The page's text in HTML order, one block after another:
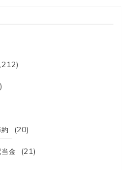
ョ
(20)
金 (21)